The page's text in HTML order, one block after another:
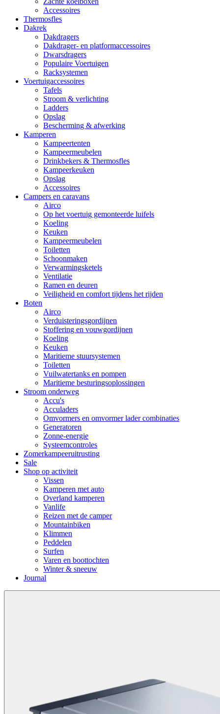
Accessoires
Thermosfles
Dakrek
Dakdragers
Dakdrager- en platformaccessoires
Dwarsdragers
Populaire Voertuigen
Racksystemen
Voertuigaccessoires
Tafels
Stroom & verlichting
Ladders
Opslag
Bescherming & afwerking
Kamperen
Kampeertenten
Kampeermeubelen
Drinkbekers & Thermosfles
Kampeerkeuken
Opslag
Accessoires
Campers en caravans
Airco
Op het voertuig gemonteerde luifels
Koeling
Keuken
Kampeermeubelen
Toiletten
Schoonmaken
Verwarmingsketels
Ventilatie
Ramen en deuren
Veiligheid en comfort tijdens het rijden
Boten
Airco
Verduisteringsgordijnen
Stoffering en vouwgordijnen
Koeling
Keuken
Maritieme stuursystemen
Toiletten
Vuilwatertanks en pompen
Maritieme besturingsoplossingen
Stroom onderweg
Accu's
Acculaders
Omvormers en omvormer lader combinaties
Generatoren
Zonne-energie
Systeemcontroles
Zomerkampeeruitrusting
Sale
Shop op activiteit
Vissen
Kamperen met auto
Overland kamperen
Vanlife
Reizen met de camper
Mountainbiken
Klimmen
Peddelen
Surfen
Varen en boottochten
Winter & sneeuw
Journal